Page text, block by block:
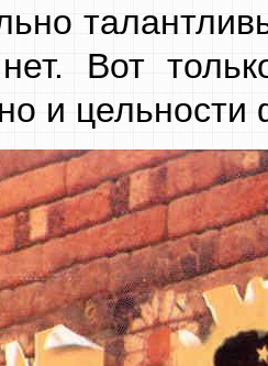
Вот
и